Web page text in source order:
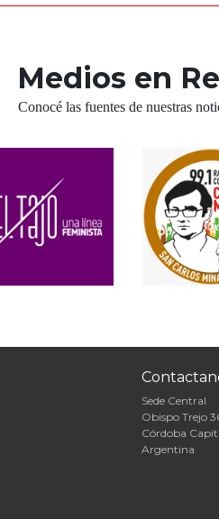
Medios en
Conocé las fuentes de nuestras
Sede Central
Obispo Trejo
Córdoba
Argentina